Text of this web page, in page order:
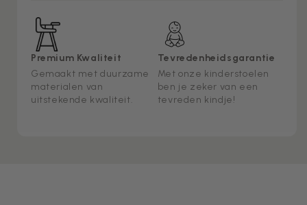
Premium Kwaliteit
Gemaakt met duurzame
materialen van
uitstekende kwaliteit.
Tevredenheidsgarantie
Met onze kinderstoelen
ben je zeker van een
tevreden kindje!